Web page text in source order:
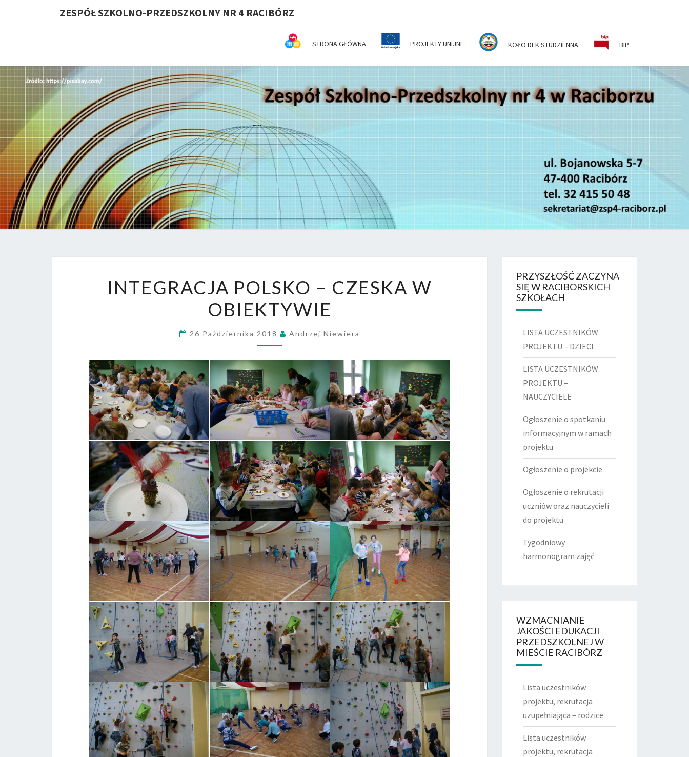
ZESPÓŁ SZKOLNO-PRZEDSZKOLNY NR 4 RACIBÓRZ
STRONA GŁÓWNA PROJEKTY UNIJNE KOŁO DFK STUDZIENNA BIP
ZESPÓŁ
SZKOLNO-
NR 4 RACIBÓRZ
Witamy Na
Stronie
Internetowej
ZSP Nr 4 W
Raciborzu
POLSKO
–
CZESKA
W
INTEGRACJA POLSKO – CZESKA W
OBIEKTYWIE
26 Października 2018 Andrzej Niewiera
PRZYSZŁOŚĆ ZACZYNA
SIĘ W RACIBORSKICH
SZKOŁACH
LISTA UCZESTNIKÓW
PROJEKTU – DZIECI
LISTA UCZESTNIKÓW
PROJEKTU –
NAUCZYCIELE
Ogłoszenie o spotkaniu
informacyjnym w ramach
projektu
Ogłoszenie o projekcie
Ogłoszenie o rekrutacji
uczniów oraz nauczycieli
do projektu
Tygodniowy
harmonogram zajęć
WZMACNIANIE
JAKOŚCI EDUKACJI
PRZEDSZKOLNEJ W
MIEŚCIE RACIBÓRZ
Lista uczestników
projektu, rekrutacja
uzupełniająca – rodzice
Lista uczestników
projektu, rekrutacja